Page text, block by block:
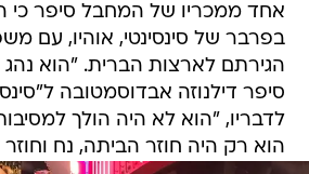
אחד ממכריו של המחבל סיפר כי
בפרבר של סינסינטי, אוהיו, עם
הגירתם לארצות הברית. "הוא נהג
סיפר דילנוזה אבדוסמטובה
לדבריו, "הוא לא היה הולך
הוא רק היה חוזר הביתה, נח